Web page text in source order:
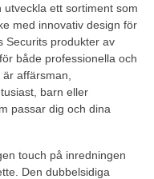
ett sortiment som
med innovativ design för
Securits produkter av
både professionella och
affärsman,
barn eller
passar dig och dina
touch på inredningen
Den dubbelsidiga